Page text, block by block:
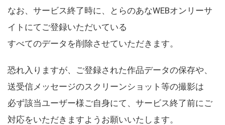
なお、サービス終了時に、とらのあなWEBオンリーサ
イトにてご登録いただいている
すべてのデータを削除させていただきます。
恐れ入りますが、ご登録された作品データの保存や、
送受信メッセージのスクリーンショット等の撮影は
必ず該当ユーザー様ご自身にて、サービス終了前にご
対応をいただきますようお願いいたします。